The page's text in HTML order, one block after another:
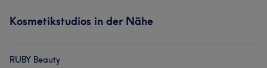
Kosmetikstudios in der Nähe
RUBY Beauty